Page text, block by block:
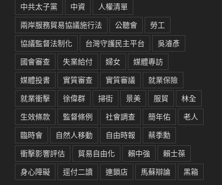
中共太子黨
中資
人權清單
兩岸服務貿易協議施行法
公聽會
勞工
協議監督法制化
台灣守護民主平台
吳濬彥
國會審查
失業給付 婦女
媒體專訪
媒體投書
實質審查 實質審議
就業保險
就業衝擊
徐偉群 掃街 景美 服貿
林全
生效條款
監督條例 社會調查 簡年佑
老人
臨時會
自然人移動 自由時報
蔡季勳
衝擊影響評估
貿易自由化 賴中強
賴士葆
身心障礙
逕付二讀 連鎖店 馬蘇辯論 黑箱